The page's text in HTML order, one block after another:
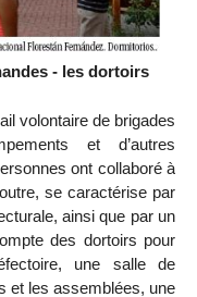
- les dortoirs
volontaire de brigades
et d’autres
ont collaboré à
se caractérise par
ainsi que par un
des dortoirs pour
une salle de
et les assemblées, une